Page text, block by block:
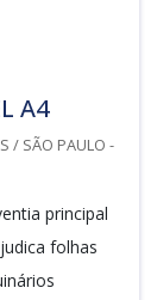
A4
/ SÃO PAULO -
principal
folhas